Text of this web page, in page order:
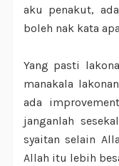
aku penakut,
boleh nak kata
Yang pasti
manakala
ada
janganlah
syaitan selain
Allah itu lebih